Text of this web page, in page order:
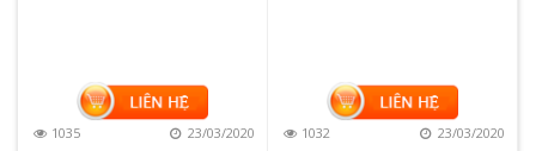
1035 23/03/2020 1032 23/03/2020